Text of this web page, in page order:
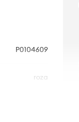
P0104609
roza